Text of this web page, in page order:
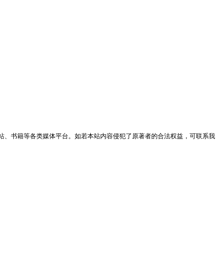
书籍等各类媒体平台。如若本站内容侵犯了原著者的合法权益，可联系我